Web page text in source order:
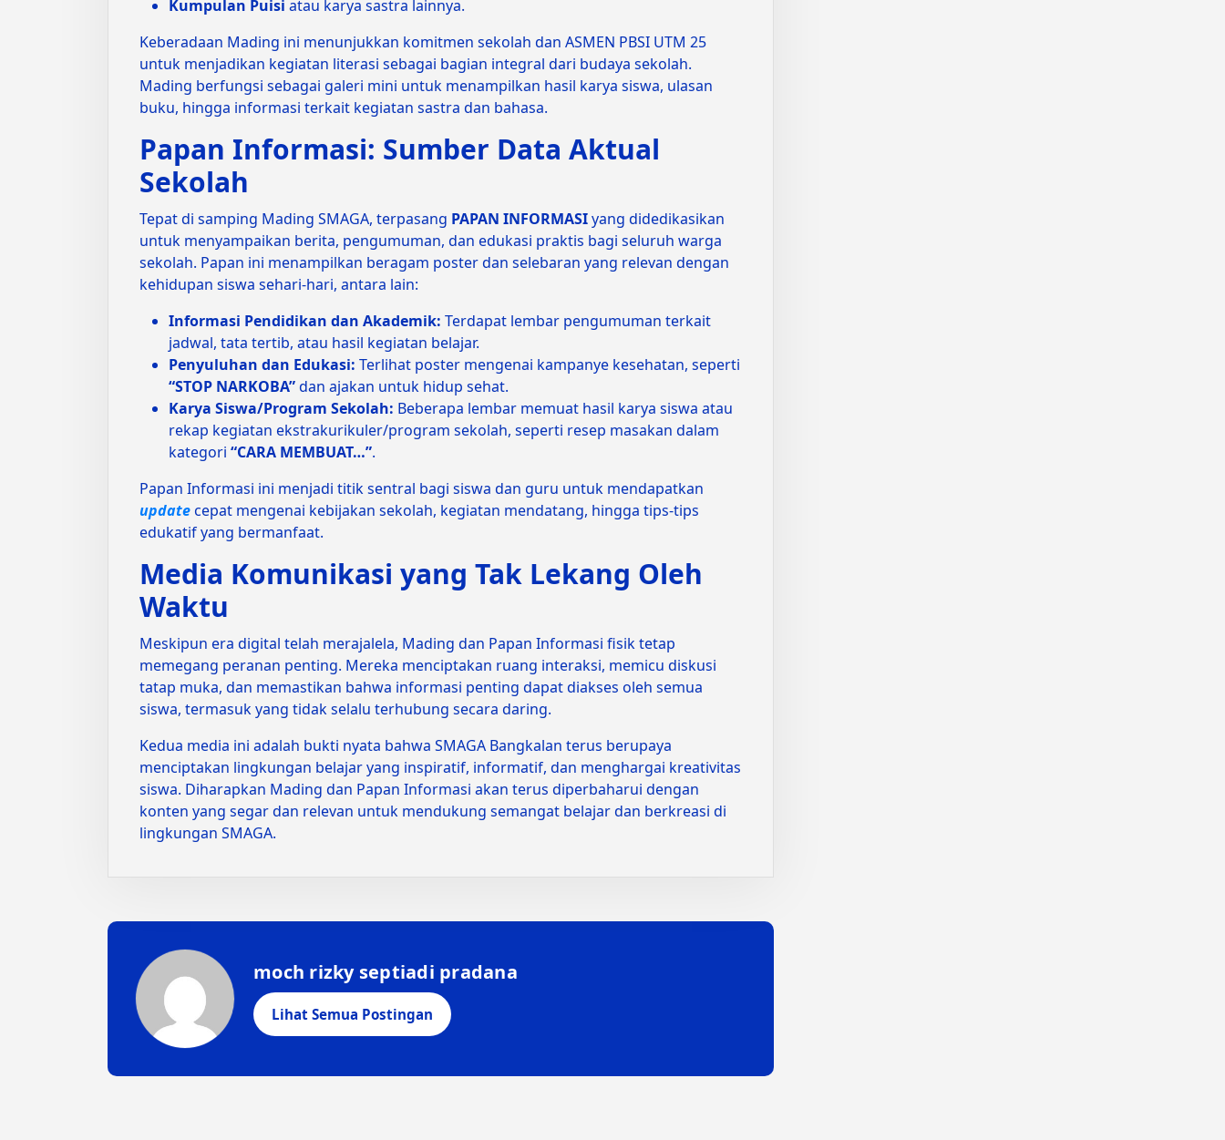
Kumpulan Puisi atau karya sastra lainnya.
Keberadaan Mading ini menunjukkan komitmen sekolah dan ASMEN PBSI UTM 25
untuk menjadikan kegiatan literasi sebagai bagian integral dari budaya sekolah.
Mading berfungsi sebagai galeri mini untuk menampilkan hasil karya siswa, ulasan
buku, hingga informasi terkait kegiatan sastra dan bahasa.
Papan Informasi: Sumber Data Aktual
Sekolah
Tepat di samping Mading SMAGA, terpasang PAPAN INFORMASIyang didedikasikan
untuk menyampaikan berita, pengumuman, dan edukasi praktis bagi seluruh warga
sekolah. Papan ini menampilkan beragam poster dan selebaran yang relevan dengan
kehidupan siswa sehari-hari, antara lain:
Informasi Pendidikan dan Akademik: Terdapat lembar pengumuman terkait
jadwal, tata tertib, atau hasil kegiatan belajar.
Penyuluhan dan Edukasi: Terlihat poster mengenai kampanye kesehatan, seperti
“STOP NARKOBA”dan ajakan untuk hidup sehat.
Karya Siswa/Program Sekolah: Beberapa lembar memuat hasil karya siswa atau
rekap kegiatan ekstrakurikuler/program sekolah, seperti resep masakan dalam
kategori “CARA MEMBUAT…”.
Papan Informasi ini menjadi titik sentral bagi siswa dan guru untuk mendapatkan
updatecepat mengenai kebijakan sekolah, kegiatan mendatang, hingga tips-tips
edukatif yang bermanfaat.
Media Komunikasi yang Tak Lekang Oleh
Waktu
Meskipun era digital telah merajalela, Mading dan Papan Informasi fisik tetap
memegang peranan penting. Mereka menciptakan ruang interaksi, memicu diskusi
tatap muka, dan memastikan bahwa informasi penting dapat diakses oleh semua
siswa, termasuk yang tidak selalu terhubung secara daring.
Kedua media ini adalah bukti nyata bahwa SMAGA Bangkalan terus berupaya
menciptakan lingkungan belajar yang inspiratif, informatif, dan menghargai kreativitas
siswa. Diharapkan Mading dan Papan Informasi akan terus diperbaharui dengan
konten yang segar dan relevan untuk mendukung semangat belajar dan berkreasi di
lingkungan SMAGA.
moch rizky septiadi pradana
Lihat Semua Postingan